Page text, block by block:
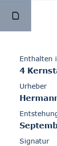
Enthalten
4
Urheber
Signatur